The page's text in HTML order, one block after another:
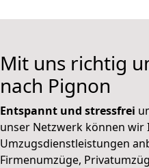
Mit uns richtig
nach Pignon
Entspannt und stressfrei
unser Netzwerk können wir
Umzugsdienstleistungen
Firmenumzüge,